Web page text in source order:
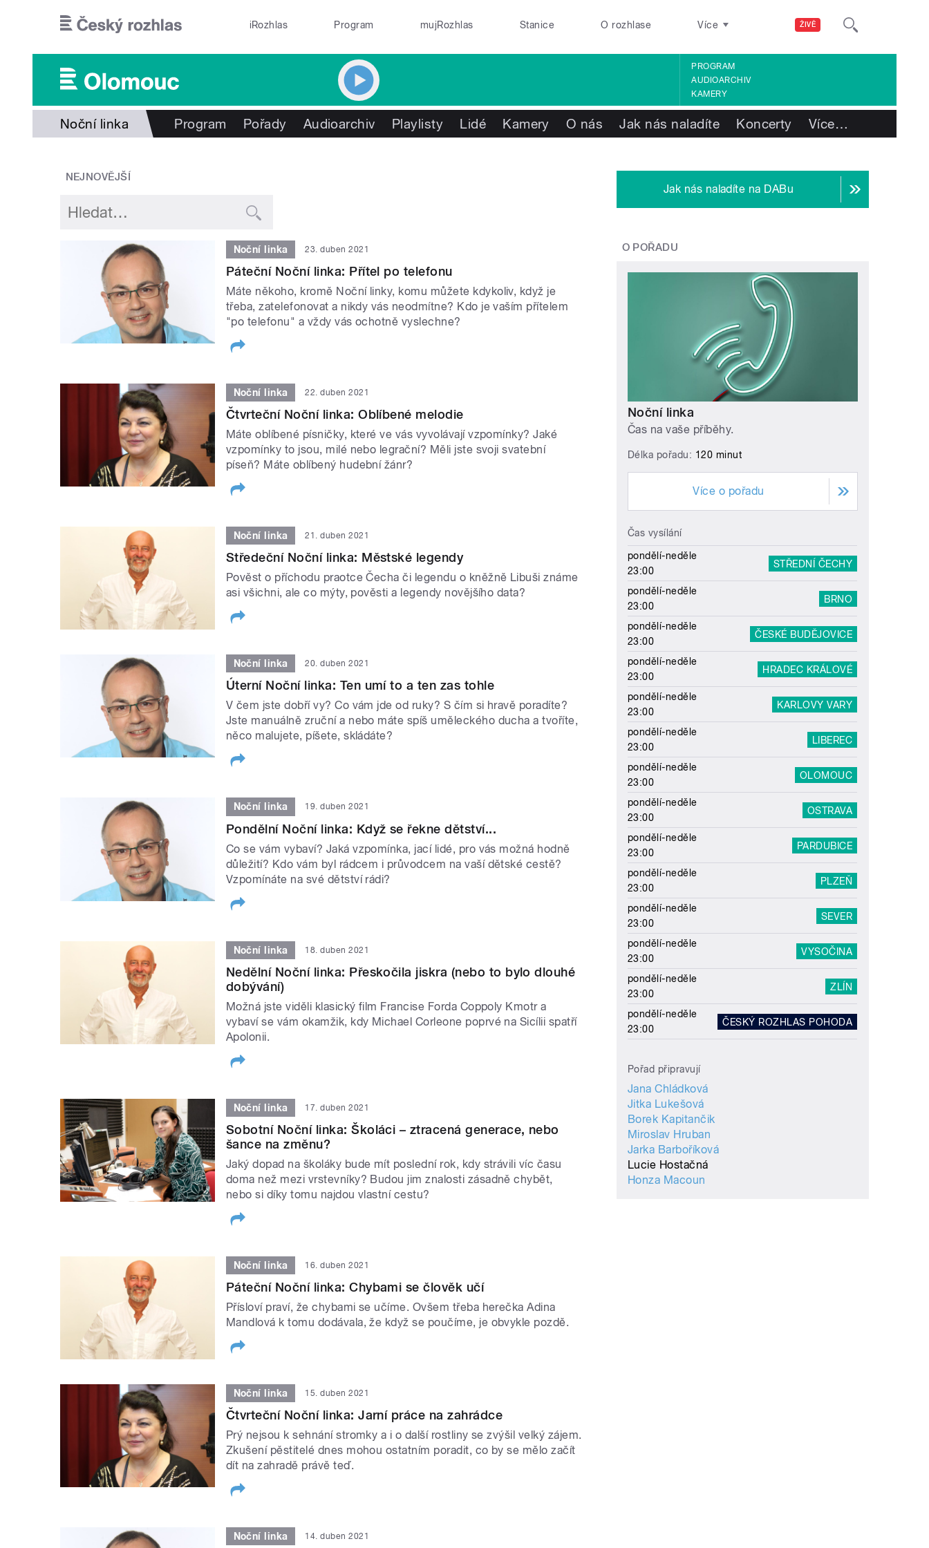
ŽIVĚ
iRozhlas Program mujRozhlas Stanice O rozhlase Více
PROGRAM
AUDIOARCHIV
KAMERY
Noční linka Program Pořady Audioarchiv Playlisty Lidé Kamery O nás Jak nás naladíte Koncerty Více…
NEJNOVĚJŠÍ
Noční linka 23. duben 2021
Páteční Noční linka: Přítel po telefonu
Máte někoho, kromě Noční linky, komu můžete kdykoliv, když je
třeba, zatelefonovat a nikdy vás neodmítne? Kdo je vaším přítelem
"po telefonu" a vždy vás ochotně vyslechne?
Noční linka 22. duben 2021
Čtvrteční Noční linka: Oblíbené melodie
Máte oblíbené písničky, které ve vás vyvolávají vzpomínky? Jaké
vzpomínky to jsou, milé nebo legrační? Měli jste svoji svatební
píseň? Máte oblíbený hudební žánr?
Noční linka 21. duben 2021
Středeční Noční linka: Městské legendy
Pověst o příchodu praotce Čecha či legendu o kněžně Libuši známe
asi všichni, ale co mýty, pověsti a legendy novějšího data?
Noční linka 20. duben 2021
Úterní Noční linka: Ten umí to a ten zas tohle
V čem jste dobří vy? Co vám jde od ruky? S čím si hravě poradíte?
Jste manuálně zruční a nebo máte spíš uměleckého ducha a tvoříte,
něco malujete, píšete, skládáte?
Noční linka 19. duben 2021
Pondělní Noční linka: Když se řekne dětství...
Co se vám vybaví? Jaká vzpomínka, jací lidé, pro vás možná hodně
důležití? Kdo vám byl rádcem i průvodcem na vaší dětské cestě?
Vzpomínáte na své dětství rádi?
Noční linka 18. duben 2021
Nedělní Noční linka: Přeskočila jiskra (nebo to bylo dlouhé
dobývání)
Možná jste viděli klasický film Francise Forda Coppoly Kmotr a
vybaví se vám okamžik, kdy Michael Corleone poprvé na Sicílii spatří
Apolonii.
Noční linka 17. duben 2021
Sobotní Noční linka: Školáci – ztracená generace, nebo
šance na změnu?
Jaký dopad na školáky bude mít poslední rok, kdy strávili víc času
doma než mezi vrstevníky? Budou jim znalosti zásadně chybět,
nebo si díky tomu najdou vlastní cestu?
Noční linka 16. duben 2021
Páteční Noční linka: Chybami se člověk učí
Přísloví praví, že chybami se učíme. Ovšem třeba herečka Adina
Mandlová k tomu dodávala, že když se poučíme, je obvykle pozdě.
Noční linka 15. duben 2021
Čtvrteční Noční linka: Jarní práce na zahrádce
Prý nejsou k sehnání stromky a i o další rostliny se zvýšil velký zájem.
Zkušení pěstitelé dnes mohou ostatním poradit, co by se mělo začít
dít na zahradě právě teď.
Noční linka 14. duben 2021
Jak nás naladíte na DABu
O POŘADU
Noční linka
Čas na vaše příběhy.
Délka pořadu: 120 minut
Více o pořadu
Čas vysílání
pondělí-neděle
23:00
STŘEDNÍ ČECHY
pondělí-neděle
23:00
BRNO
pondělí-neděle
23:00
ČESKÉ BUDĚJOVICE
pondělí-neděle
23:00
HRADEC KRÁLOVÉ
pondělí-neděle
23:00
KARLOVY VARY
pondělí-neděle
23:00
LIBEREC
pondělí-neděle
23:00
OLOMOUC
pondělí-neděle
23:00
OSTRAVA
pondělí-neděle
23:00
PARDUBICE
pondělí-neděle
23:00
PLZEŇ
pondělí-neděle
23:00
SEVER
pondělí-neděle
23:00
VYSOČINA
pondělí-neděle
23:00
ZLÍN
pondělí-neděle
23:00
ČESKÝ ROZHLAS POHODA
Pořad připravují
Jana Chládková
Jitka Lukešová
Borek Kapitančik
Miroslav Hruban
Jarka Barboříková
Lucie Hostačná
Honza Macoun